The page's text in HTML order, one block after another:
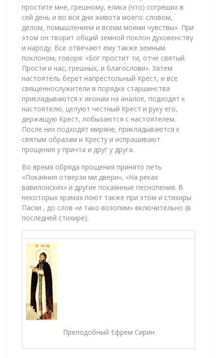
простите мне, грешному, елика (что) согреших в
сей день и во вся дни живота моего: словом,
делом, помышлением и всеми моими чувствы». При
этом он творит общий земной поклон духовенству
и народу. Все отвечают ему также земным
поклоном, говоря: «Бог простит ти, отче святый.
Прости и нас, грешных, и благослови». Затем
настоятель берет напрестольный Крест, и все
священнослужители в порядке старшинства
прикладываются к иконам на аналое, подходят к
настоятелю, целуют честный Крест и руку его,
держащую Крест, лобызаются с настоятелем.
После них подходят миряне, прикладываются к
святым образам и Кресту и испрашивают
прощения у причта и друг у друга.
Во время обряда прощения принято петь
«Покаяния отверзи ми двери», «На реках
вавилонских» и другие покаянные песнопения. В
некоторых храмах поют также при этом и стихиры
Пасхи , до слов «и тако возопим» включительно (в
последней стихире).
Преподобный Ефрем Сирин